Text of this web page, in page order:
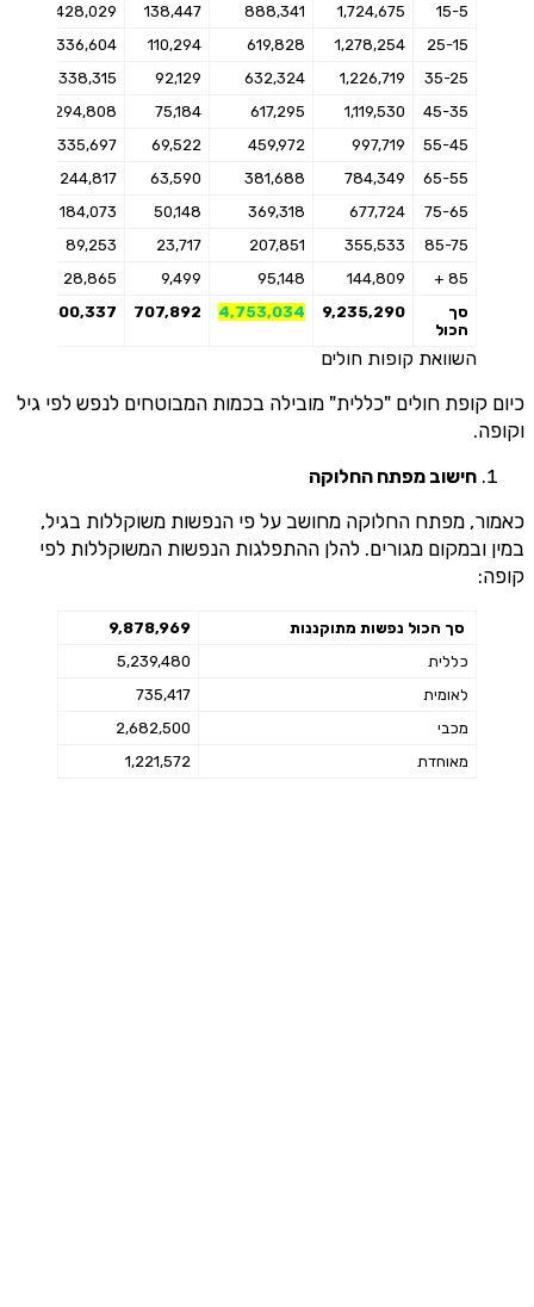
15-5
1,724,675
888,341
138,447
428,029
25-15
1,278,254
619,828
110,294
336,604
35-25
1,226,719
632,324
92,129
338,315
45-35
1,119,530
617,295
75,184
294,808
55-45
997,719
459,972
69,522
335,697
65-55
784,349
381,688
63,590
244,817
75-65
677,724
369,318
50,148
184,073
85-75
355,533
207,851
23,717
89,253
85 +
144,809
95,148
9,499
28,865
סך
הכול
9,235,290
4,753,034
707,892
2,500,337
השוואת קופות חולים
כיום קופת חולים "כללית" מובילה בכמות המבוטחים לנפש לפי גיל
וקופה.
חישוב מפתח החלוקה
כאמור, מפתח החלוקה מחושב על פי הנפשות משוקללות בגיל,
במין ובמקום מגורים. להלן ההתפלגות הנפשות המשוקללות לפי
קופה:
סך הכול נפשות מתוקננות
9,878,969
כללית
5,239,480
לאומית
735,417
מכבי
2,682,500
מאוחדת
1,221,572